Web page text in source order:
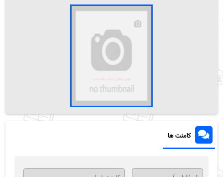
کامنت ها